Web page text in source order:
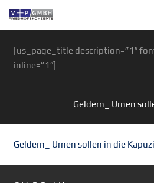
[us_page_title description=”1″
inline=”1″]
Geldern_ Urnen
Geldern_ Urnen sollen in die